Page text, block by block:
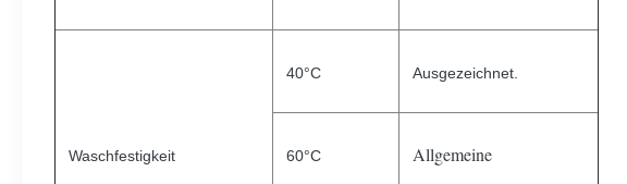
Waschfestigkeit
40°C Ausgezeichnet.
60°C Allgemeine